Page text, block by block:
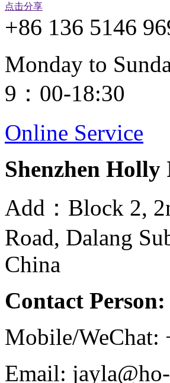
点击分享
+86 136 5146
Monday to
9：00-18:30
Online Service
Shenzhen
Add：Block 2,
Road, Dalang
China
Contact
Mobile/WeChat:
Email: